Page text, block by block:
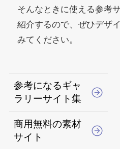
そんなときに使える参考
紹介するので、ぜひデザ
みてください。
参考になるギャ
ラリーサイト集
商用無料の素材
サイト